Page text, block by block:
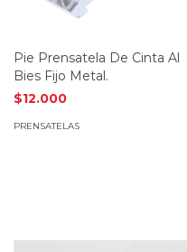
Pie Prensatela De Cinta Al
Bies Fijo Metal.
$12.000
PRENSATELAS